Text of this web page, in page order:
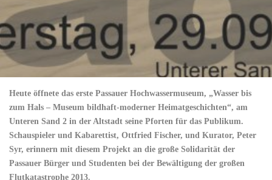
Heute öffnete das erste Passauer Hochwassermuseum, „Wasser bis
zum Hals – Museum bildhaft-moderner Heimatgeschichten“, am
Unteren Sand 2 in der Altstadt seine Pforten für das Publikum.
Schauspieler und Kabarettist, Ottfried Fischer, und Kurator, Peter
Syr, erinnern mit diesem Projekt an die große Solidarität der
Passauer Bürger und Studenten bei der Bewältigung der großen
Flutkatastrophe 2013.